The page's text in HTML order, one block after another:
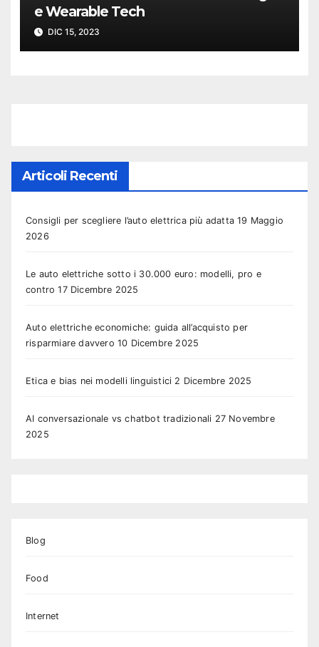
e Wearable Tech
DIC 15, 2023
Articoli Recenti
Consigli per scegliere l’auto elettrica più adatta 19 Maggio
2026
Le auto elettriche sotto i 30.000 euro: modelli, pro e
contro 17 Dicembre 2025
Auto elettriche economiche: guida all’acquisto per
risparmiare davvero 10 Dicembre 2025
Etica e bias nei modelli linguistici 2 Dicembre 2025
AI conversazionale vs chatbot tradizionali 27 Novembre
2025
Blog
Food
Internet